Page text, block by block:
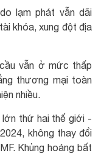
lạm phát vẫn dãi
khóa, xung đột địa
vẫn ở mức thấp
thương mại toàn
nhiều.
lớn thứ hai thế giới -
không thay đổi
Khủng hoảng bất